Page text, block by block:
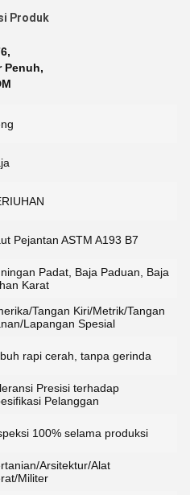
Produk
,
Penuh,
Pejantan ASTM A193 B7
Padat, Baja Paduan, Baja
Karat
Tangan Kiri/Metrik/Tangan
Lapangan Spesial
rapi cerah, tanpa gerinda
Presisi terhadap
Pelanggan
100% selama produksi
Arsitektur/Alat
Militer